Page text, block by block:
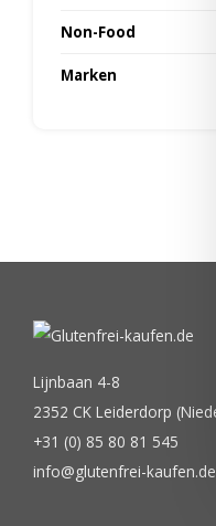
Non-Food
Marken
Lijnbaan 4-8
2352 CK Leiderdorp
+31 (0) 85 80 81 545
info@glutenfrei-kaufen.de